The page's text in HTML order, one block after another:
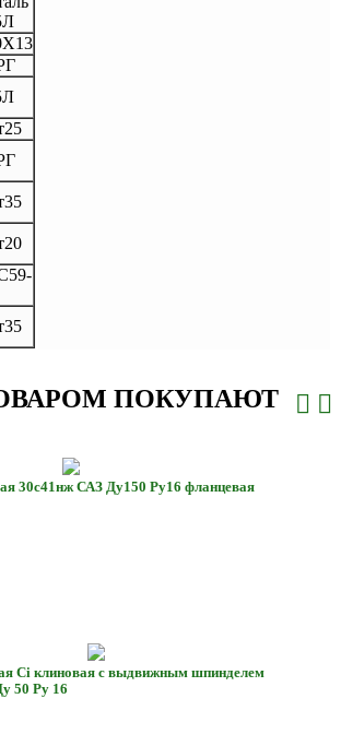
ПОКУПАЮТ
30с41нж САЗ Ду150 Ру16 фланцевая
Ci клиновая с выдвижным шпинделем
50 Ру 16